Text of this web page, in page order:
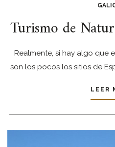
Turismo de
Realmente, si hay algo que
son los pocos los sitios de
LEER